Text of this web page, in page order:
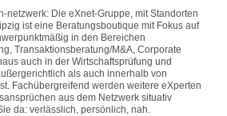
netzwerk: Die eXnet-Gruppe, mit Standorten
ist eine Beratungsboutique mit Fokus auf
in den Bereichen
Transaktionsberatung/M&A, Corporate
auch in der Wirtschaftsprüfung und
als auch innerhalb von
Fachübergreifend werden weitere eXperten
aus dem Netzwerk situativ
da: verlässlich, persönlich, nah.